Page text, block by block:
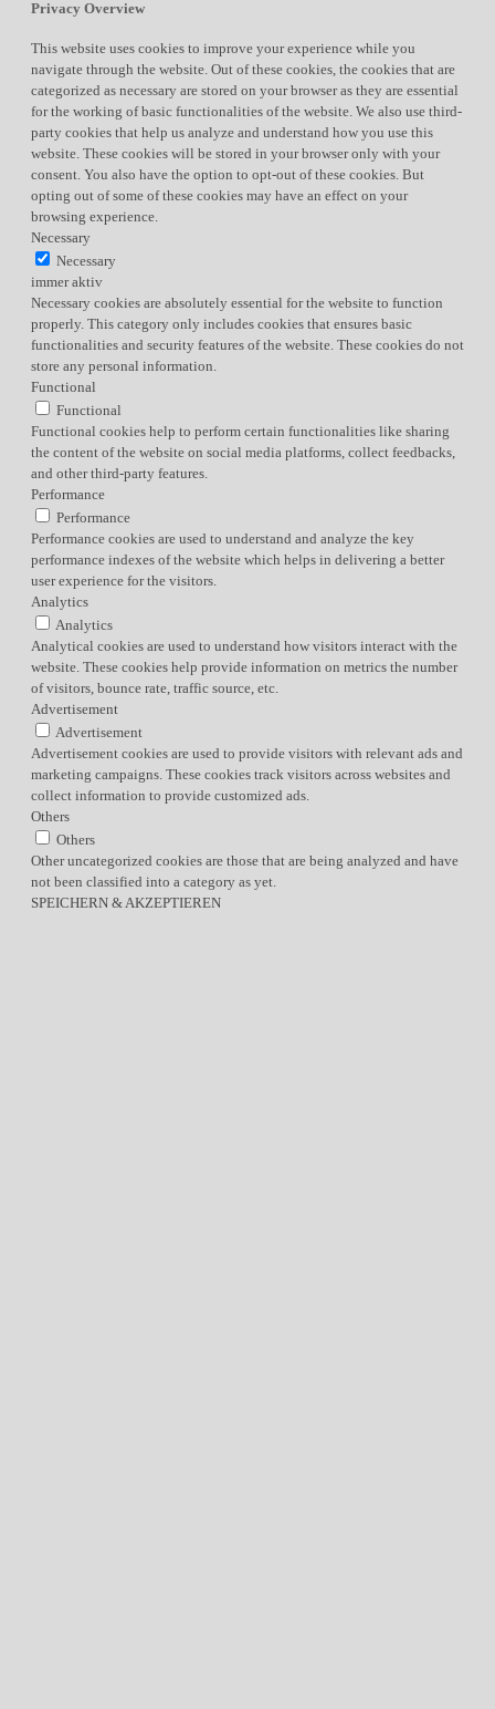
Privacy Overview
This website uses cookies to improve your experience while you
navigate through the website. Out of these cookies, the cookies that are
categorized as necessary are stored on your browser as they are essential
for the working of basic functionalities of the website. We also use third-
party cookies that help us analyze and understand how you use this
website. These cookies will be stored in your browser only with your
consent. You also have the option to opt-out of these cookies. But
opting out of some of these cookies may have an effect on your
browsing experience.
Necessary
Necessary
immer aktiv
Necessary cookies are absolutely essential for the website to function
properly. This category only includes cookies that ensures basic
functionalities and security features of the website. These cookies do not
store any personal information.
Functional
Functional
Functional cookies help to perform certain functionalities like sharing
the content of the website on social media platforms, collect feedbacks,
and other third-party features.
Performance
Performance
Performance cookies are used to understand and analyze the key
performance indexes of the website which helps in delivering a better
user experience for the visitors.
Analytics
Analytics
Analytical cookies are used to understand how visitors interact with the
website. These cookies help provide information on metrics the number
of visitors, bounce rate, traffic source, etc.
Advertisement
Advertisement
Advertisement cookies are used to provide visitors with relevant ads and
marketing campaigns. These cookies track visitors across websites and
collect information to provide customized ads.
Others
Others
Other uncategorized cookies are those that are being analyzed and have
not been classified into a category as yet.
SPEICHERN & AKZEPTIEREN